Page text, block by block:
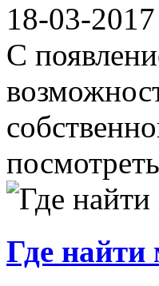
18-03-2017
С
Где